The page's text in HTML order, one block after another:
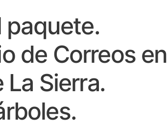
paquete.
de Correos en
La Sierra.